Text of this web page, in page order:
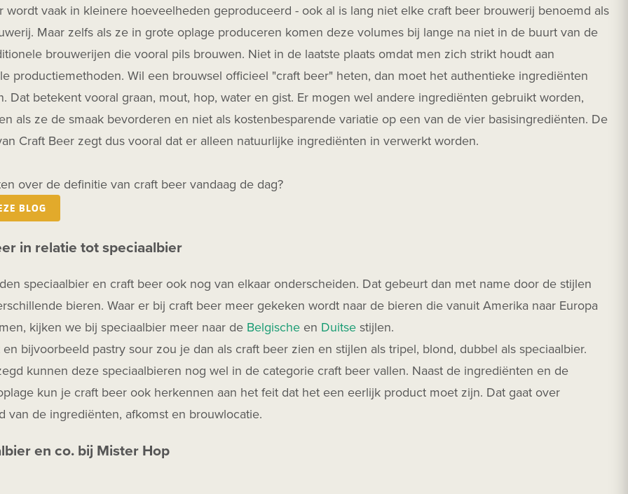
wordt vaak in kleinere hoeveelheden geproduceerd - ook al is lang niet elke craft beer brouwerij benoemd als
Maar zelfs als ze in grote oplage produceren komen deze volumes bij lange na niet in de buurt van de
brouwerijen die vooral pils brouwen. Niet in de laatste plaats omdat men zich strikt houdt aan
productiemethoden. Wil een brouwsel officieel "craft beer" heten, dan moet het authentieke ingrediënten
Dat betekent vooral graan, mout, hop, water en gist. Er mogen wel andere ingrediënten gebruikt worden,
als ze de smaak bevorderen en niet als kostenbesparende variatie op een van de vier basisingrediënten. De
Craft Beer zegt dus vooral dat er alleen natuurlijke ingrediënten in verwerkt worden.
over de definitie van craft beer vandaag de dag?
BLOG
in relatie tot speciaalbier
speciaalbier en craft beer ook nog van elkaar onderscheiden. Dat gebeurt dan met name door de stijlen
bieren. Waar er bij craft beer meer gekeken wordt naar de bieren die vanuit Amerika naar Europa
kijken we bij speciaalbier meer naar de Belgische en Duitse stijlen.
en bijvoorbeeld pastry sour zou je dan als craft beer zien en stijlen als tripel, blond, dubbel als speciaalbier.
kunnen deze speciaalbieren nog wel in de categorie craft beer vallen. Naast de ingrediënten en de
kun je craft beer ook herkennen aan het feit dat het een eerlijk product moet zijn. Dat gaat over
van de ingrediënten, afkomst en brouwlocatie.
en co. bij Mister Hop